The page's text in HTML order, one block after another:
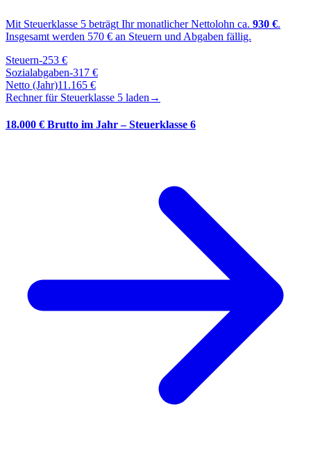
Mit Steuerklasse 5 beträgt Ihr monatlicher Nettolohn ca. 930 €.
Insgesamt werden 570 € an Steuern und Abgaben fällig.
Steuern-253 €
Sozialabgaben-317 €
Netto (Jahr)11.165 €
Rechner für Steuerklasse 5 laden →
18.000 € Brutto im Jahr – Steuerklasse 6